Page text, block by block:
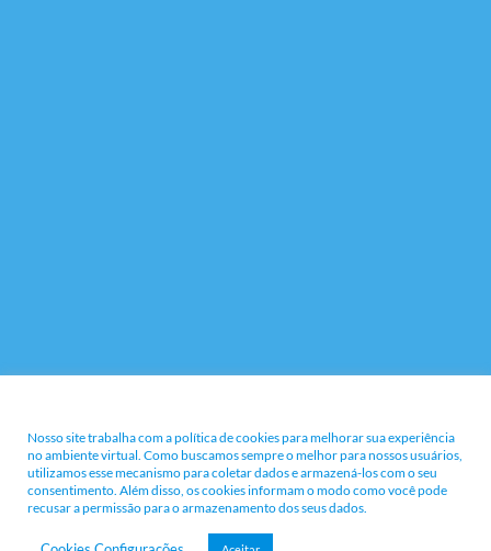
Nosso site trabalha com a política de cookies para melhorar sua experiência
no ambiente virtual. Como buscamos sempre o melhor para nossos usuários,
utilizamos esse mecanismo para coletar dados e armazená-los com o seu
consentimento. Além disso, os cookies informam o modo como você pode
recusar a permissão para o armazenamento dos seus dados.